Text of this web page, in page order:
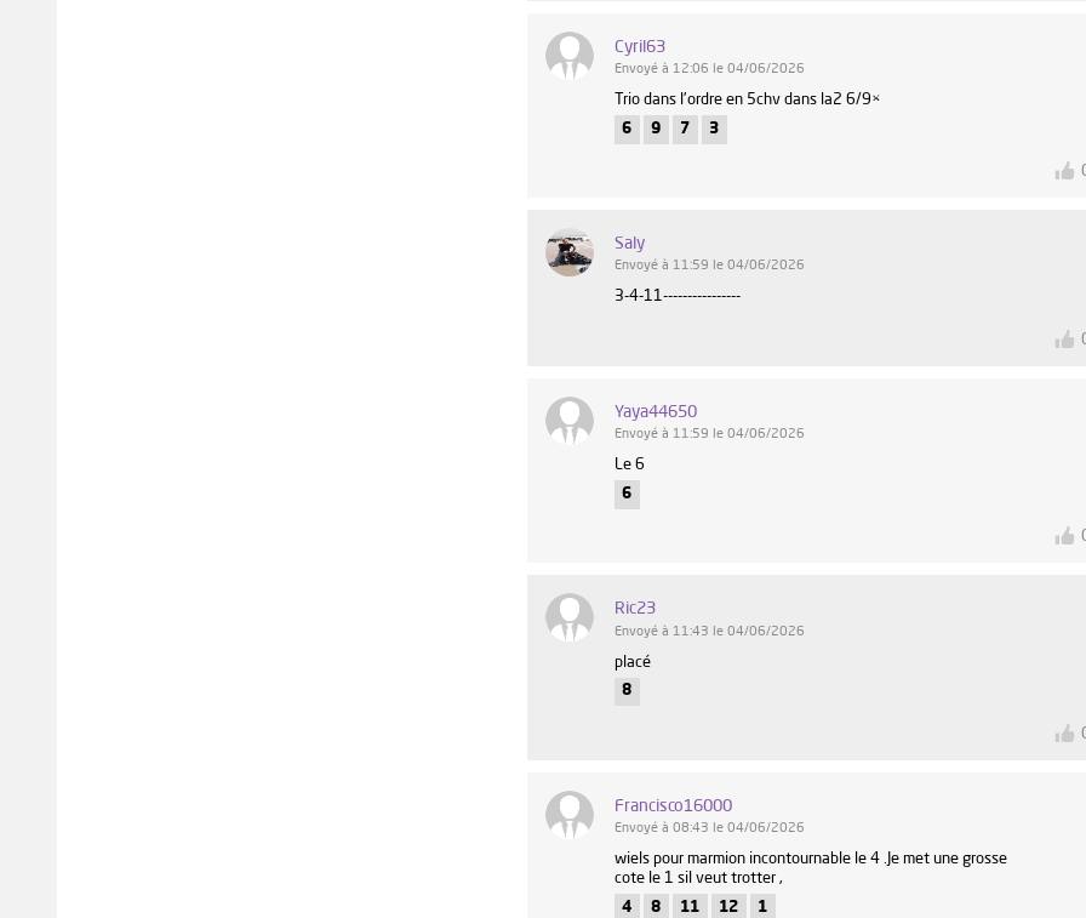
Cyril63
Envoyé à 12:06 le 04/06/2026
Trio dans l'ordre en 5chv dans la2 6/9×
6
9 7 3
Saly
Envoyé à 11:59 le 04/06/2026
3-4-11----------------
Yaya44650
Envoyé à 11:59 le 04/06/2026
Le 6
6
Ric23
Envoyé à 11:43 le 04/06/2026
placé
8
Francisco16000
Envoyé à 08:43 le 04/06/2026
wiels pour marmion incontournable le 4 .Je met une grosse
cote le 1 sil veut trotter ,
4
8 11 12 1